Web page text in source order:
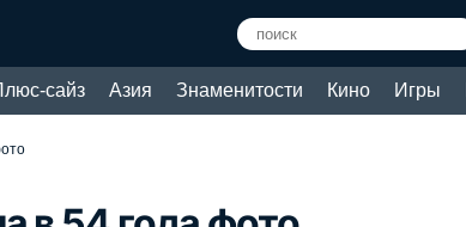
сайз Азия Знаменитости Кино Игры